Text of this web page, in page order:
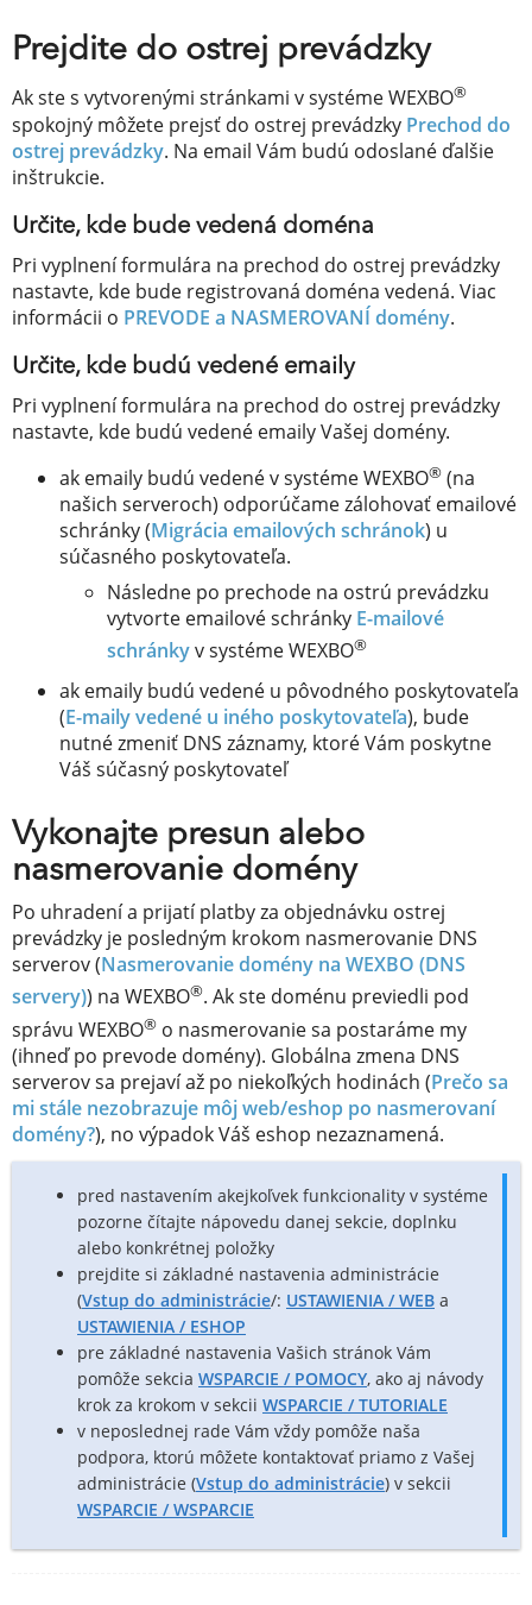
Prejdite do ostrej prevádzky
Ak ste s vytvorenými stránkami v systéme WEXBO®
spokojný môžete prejsť do ostrej prevádzky Prechod do
ostrej prevádzky. Na email Vám budú odoslané ďalšie
inštrukcie.
Určite, kde bude vedená doména
Pri vyplnení formulára na prechod do ostrej prevádzky
nastavte, kde bude registrovaná doména vedená. Viac
informácii o PREVODE a NASMEROVANÍ domény.
Určite, kde budú vedené emaily
Pri vyplnení formulára na prechod do ostrej prevádzky
nastavte, kde budú vedené emaily Vašej domény.
ak emaily budú vedené v systéme WEXBO® (na
našich serveroch) odporúčame zálohovať emailové
schránky (Migrácia emailových schránok) u
súčasného poskytovateľa.
Následne po prechode na ostrú prevádzku
vytvorte emailové schránky E-mailové
schránkyv systéme WEXBO®
ak emaily budú vedené u pôvodného poskytovateľa
(E-maily vedené u iného poskytovateľa), bude
nutné zmeniť DNS záznamy, ktoré Vám poskytne
Váš súčasný poskytovateľ
Vykonajte presun alebo
nasmerovanie domény
Po uhradení a prijatí platby za objednávku ostrej
prevádzky je posledným krokom nasmerovanie DNS
serverov (Nasmerovanie domény na WEXBO (DNS
servery)) na WEXBO®. Ak ste doménu previedli pod
správu WEXBO® o nasmerovanie sa postaráme my
(ihneď po prevode domény). Globálna zmena DNS
serverov sa prejaví až po niekoľkých hodinách (Prečo sa
mi stále nezobrazuje môj web/eshop po nasmerovaní
domény?), no výpadok Váš eshop nezaznamená.
pred nastavením akejkoľvek funkcionality v systéme
pozorne čítajte nápovedu danej sekcie, doplnku
alebo konkrétnej položky
prejdite si základné nastavenia administrácie
(Vstup do administrácie/: USTAWIENIA / WEB a
USTAWIENIA / ESHOP
pre základné nastavenia Vašich stránok Vám
pomôže sekcia WSPARCIE / POMOCY, ako aj návody
krok za krokom v sekcii WSPARCIE / TUTORIALE
v neposlednej rade Vám vždy pomôže naša
podpora, ktorú môžete kontaktovať priamo z Vašej
administrácie (Vstup do administrácie) v sekcii
WSPARCIE / WSPARCIE